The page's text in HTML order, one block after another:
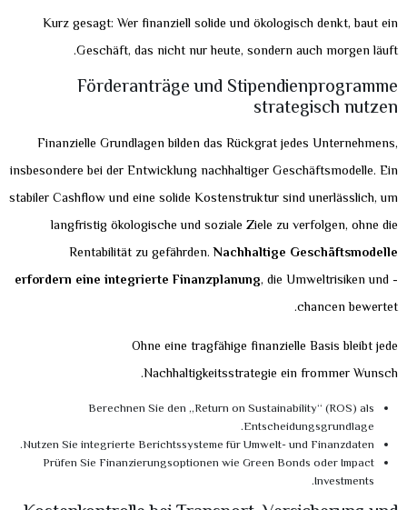
Kurz gesagt: Wer finanziell solide und ökologisch denkt, baut ein
Geschäft, das nicht nur heute, sondern auch morgen läuft.
Förderanträge und Stipendienprogramme
strategisch nutzen
Finanzielle Grundlagen bilden das Rückgrat jedes Unternehmens,
insbesondere bei der Entwicklung nachhaltiger Geschäftsmodelle. Ein
stabiler Cashflow und eine solide Kostenstruktur sind unerlässlich, um
langfristig ökologische und soziale Ziele zu verfolgen, ohne die
Rentabilität zu gefährden.Nachhaltige Geschäftsmodelle
erfordern eine integrierte Finanzplanung, die Umweltrisiken und -
chancen bewertet.
Ohne eine tragfähige finanzielle Basis bleibt jede
Nachhaltigkeitsstrategie ein frommer Wunsch.
Berechnen Sie den „Return on Sustainability“ (ROS) als
Entscheidungsgrundlage.
Nutzen Sie integrierte Berichtssysteme für Umwelt- und Finanzdaten.
Prüfen Sie Finanzierungsoptionen wie Green Bonds oder Impact
Investments.